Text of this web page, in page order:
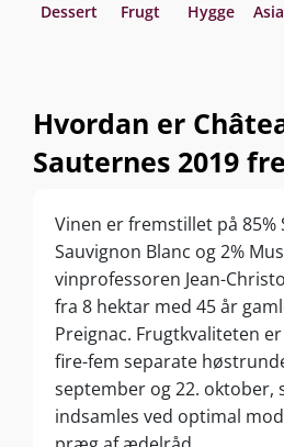
Dessert Frugt Hygge
Hvordan er
Sauternes 2019
Vinen er fremstillet på 85%
Sauvignon Blanc og 2%
vinprofessoren Jean-
fra 8 hektar med 45 år
Preignac. Frugtkvaliteten
fire-fem separate
september og 22. oktober,
indsamles ved optimal